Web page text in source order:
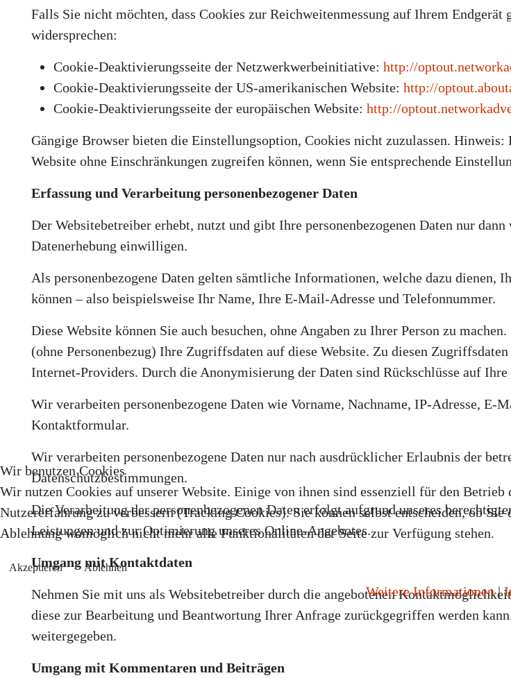
Falls Sie nicht möchten, dass Cookies zur Reichweitenmessung auf Ihrem
widersprechen:
Cookie-Deaktivierungsseite der Netzwerkwerbeinitiative: http://
Cookie-Deaktivierungsseite der US-amerikanischen Website: http://
Cookie-Deaktivierungsseite der europäischen Website: http://
Gängige Browser bieten die Einstellungsoption, Cookies nicht zuzulassen.
Website ohne Einschränkungen zugreifen können, wenn Sie entsprechende
Erfassung und Verarbeitung personenbezogener Daten
Der Websitebetreiber erhebt, nutzt und gibt Ihre personenbezogenen Daten nur
Datenerhebung einwilligen.
Als personenbezogene Daten gelten sämtliche Informationen, welche dazu dienen,
können – also beispielsweise Ihr Name, Ihre E-Mail-Adresse und Telefonnummer.
Diese Website können Sie auch besuchen, ohne Angaben zu Ihrer Person zu
(ohne Personenbezug) Ihre Zugriffsdaten auf diese Website. Zu diesen
Internet-Providers. Durch die Anonymisierung der Daten sind Rückschlüsse auf
Wir verarbeiten personenbezogene Daten wie Vorname, Nachname, IP-Adresse, E-
Kontaktformular.
Wir verarbeiten personenbezogene Daten nur nach ausdrücklicher Erlaubnis der
Datenschutzbestimmungen.
Die Verarbeitung der personenbezogenen Daten erfolgt aufgrund unseres
Leistungen und zur Optimierung unseres Online-Angebotes.
Umgang mit Kontaktdaten
Nehmen Sie mit uns als Websitebetreiber durch die angebotenen
diese zur Bearbeitung und Beantwortung Ihrer Anfrage zurückgegriffen werden
weitergegeben.
Umgang mit Kommentaren und Beiträgen
Wir benutzen Cookies
Wir nutzen Cookies auf unserer Website. Einige von ihnen sind essenziell für den Betrieb
Nutzererfahrung zu verbessern (Tracking Cookies). Sie können selbst entscheiden, ob
Ablehnung womöglich nicht mehr alle Funktionalitäten der Seite zur Verfügung stehen.
Akzeptieren Ablehnen
Weitere Informationen|